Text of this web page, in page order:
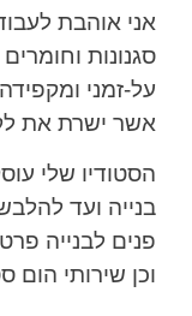
אני אוהבת
סגנונות
על-זמני
אשר ישרת את
הסטודיו שלי
בנייה ועד
פנים לבנייה
וכן שירותי הום